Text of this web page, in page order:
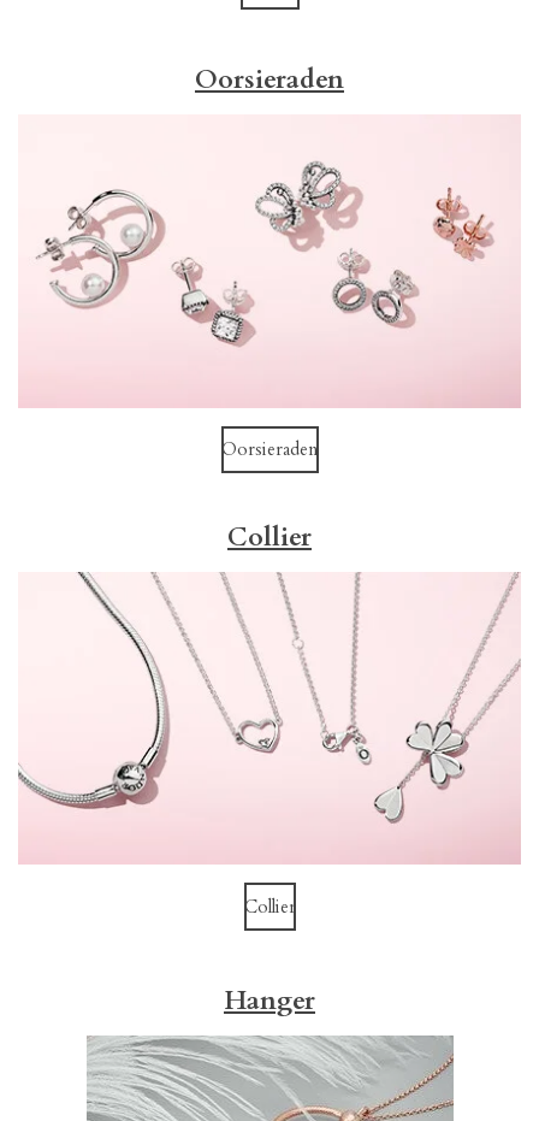
Oorsieraden
Oorsieraden
Collier
Collier
Hanger